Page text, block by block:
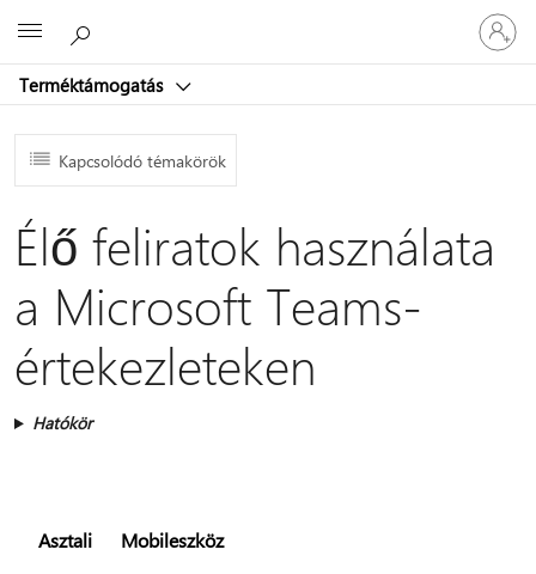
Terméktámogatás
be
a
Kapcsolódó témakörök
Élő feliratok használata
a Microsoft Teams-
értekezleteken
Hatókör
Asztali Mobileszköz